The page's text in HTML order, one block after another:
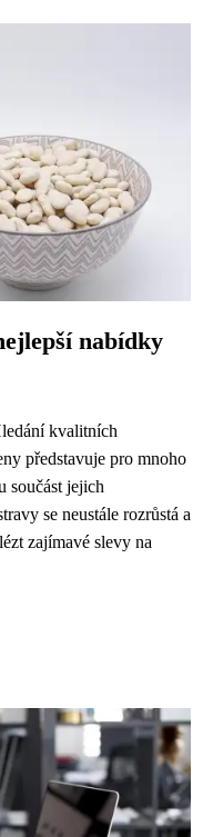
nabídky
kvalitních
představuje pro mnoho
součást jejich
se neustále rozrůstá a
zajímavé slevy na